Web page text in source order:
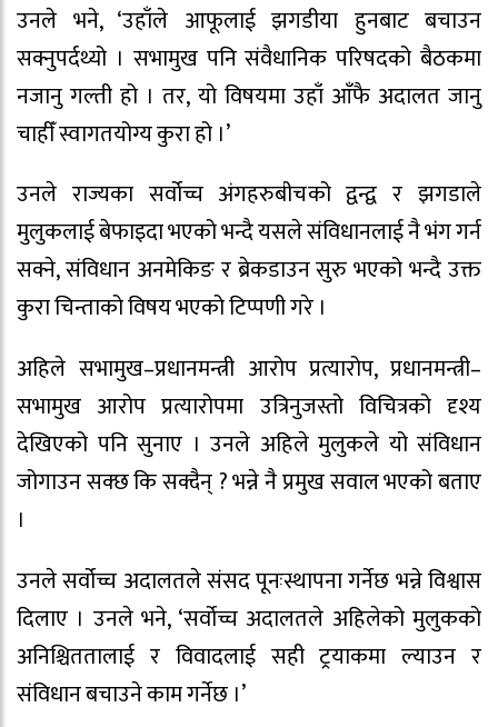
उनले भने, ‘उहाँले आफूलाई झगडीया हुनबाट बचाउन
सक्नुपर्दथ्यो । सभामुख पनि संवैधानिक परिषदको बैठकमा
नजानु गल्ती हो । तर, यो विषयमा उहाँ आँफै अदालत जानु
चाहीँ स्वागतयोग्य कुरा हो ।’
उनले राज्यका सर्वोच्च अंगहरुबीचको द्वन्द्व र झगडाले
मुलुकलाई बेफाइदा भएको भन्दै यसले संविधानलाई नै भंग गर्न
सक्ने, संविधान अनमेकिङ र ब्रेकडाउन सुरु भएको भन्दै उक्त
कुरा चिन्ताको विषय भएको टिप्पणी गरे ।
अहिले सभामुख–प्रधानमन्त्री आरोप प्रत्यारोप, प्रधानमन्त्री–
सभामुख आरोप प्रत्यारोपमा उत्रिनुजस्तो विचित्रको दृश्य
देखिएको पनि सुनाए । उनले अहिले मुलुकले यो संविधान
जोगाउन सक्छ कि सक्दैन् ? भन्ने नै प्रमुख सवाल भएको बताए
।
उनले सर्वोच्च अदालतले संसद पूनःस्थापना गर्नेछ भन्ने विश्वास
दिलाए । उनले भने, ‘सर्वोच्च अदालतले अहिलेको मुलुकको
अनिश्चिततालाई र विवादलाई सही ट्रयाकमा ल्याउन र
संविधान बचाउने काम गर्नेछ ।’